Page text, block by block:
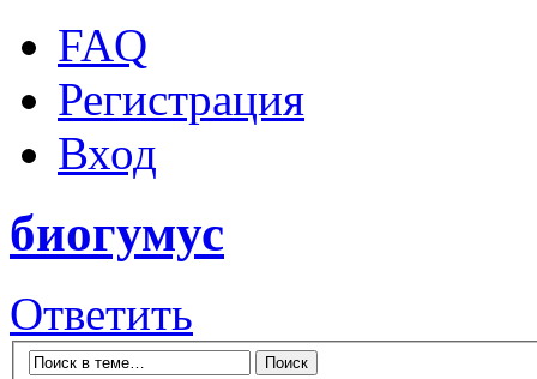
FAQ
Регистрация
Вход
биогумус
Ответить